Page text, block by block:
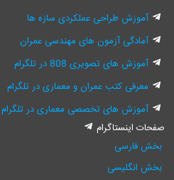
آموزش طراحی عملکردی سازه ها
آمادگی آزمون های مهندسی عمران
آموزش های تصویری 808 در تلگرام
معرفی کتب عمران و معماری در تلگرام
آموزش های تخصصی معماری در تلگرام
صفحات اینستاگرام
بخش فارسی
بخش انگلیسی